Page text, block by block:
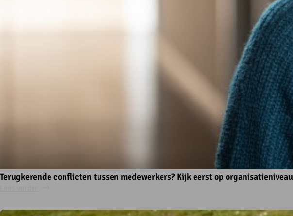
Terugkerende conflicten tussen medewerkers? Kijk eerst op organisatieniveau